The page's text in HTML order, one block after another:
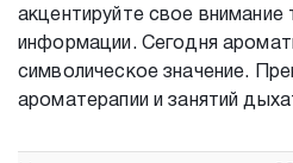
акцентируйте свое внимание
информации. Сегодня
символическое значение.
ароматерапии и занятий